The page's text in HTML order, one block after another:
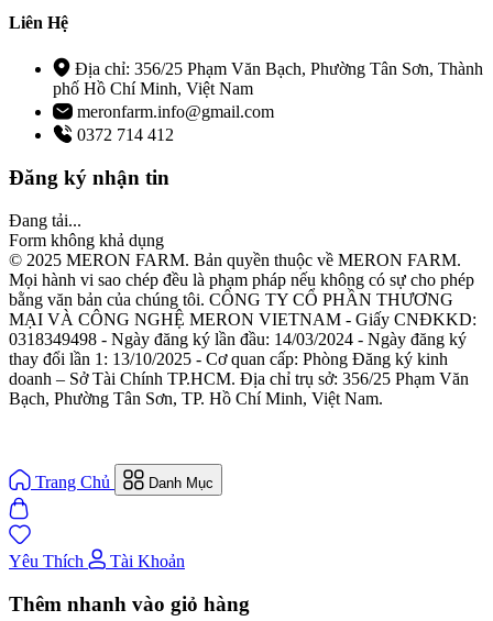
Liên Hệ
Địa chỉ: 356/25 Phạm Văn Bạch, Phường Tân Sơn, Thành
phố Hồ Chí Minh, Việt Nam
meronfarm.info@gmail.com
0372 714 412
Đăng ký nhận tin
Đang tải...
Form không khả dụng
© 2025 MERON FARM. Bản quyền thuộc về MERON FARM.
Mọi hành vi sao chép đều là phạm pháp nếu không có sự cho phép
bằng văn bản của chúng tôi. CÔNG TY CỔ PHẦN THƯƠNG
MẠI VÀ CÔNG NGHỆ MERON VIETNAM - Giấy CNĐKKD:
0318349498 - Ngày đăng ký lần đầu: 14/03/2024 - Ngày đăng ký
thay đổi lần 1: 13/10/2025 - Cơ quan cấp: Phòng Đăng ký kinh
doanh – Sở Tài Chính TP.HCM. Địa chỉ trụ sở: 356/25 Phạm Văn
Bạch, Phường Tân Sơn, TP. Hồ Chí Minh, Việt Nam.
Trang Chủ Danh Mục
Yêu Thích Tài Khoản
Thêm nhanh vào giỏ hàng